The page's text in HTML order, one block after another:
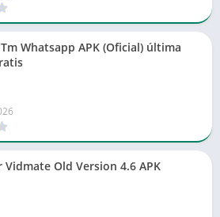
Whatsapp APK (Oficial) última
Vidmate Old Version 4.6 APK